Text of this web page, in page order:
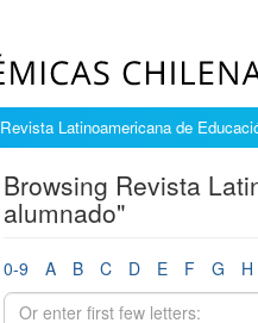
Revista Latinoamericana de
Browsing Revista
alumnado"
0-9 A B C D E F G H